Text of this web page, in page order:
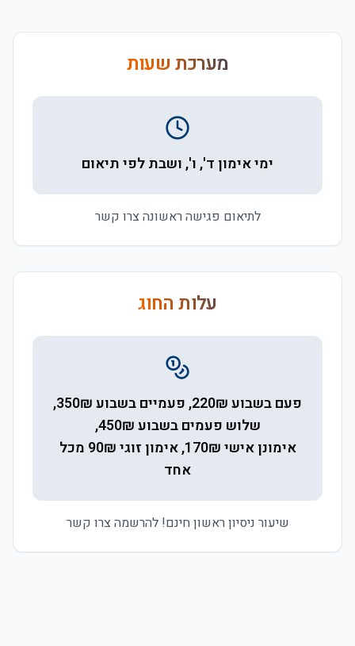
מערכת שעות
ימי אימון ד', ו', ושבת לפי תיאום
לתיאום פגישה ראשונה צרו קשר
עלות החוג
פעם בשבוע 220₪, פעמיים בשבוע 350₪,
שלוש פעמים בשבוע 450₪,
אימונן אישי 170₪, אימון זוגי 90₪ מכל
אחד
שיעור ניסיון ראשון חינם! להרשמה צרו קשר